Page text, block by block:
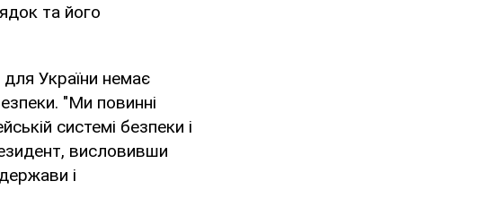
та його
України немає
"Ми повинні
системі безпеки і
висловивши
і